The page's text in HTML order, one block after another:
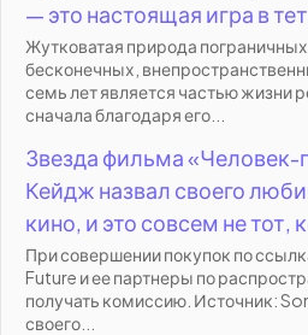
— это настоящая игра в
Жутковатая природа
бесконечных,
семь лет является частью жизни
сначала благодаря его...
Звезда фильма «Человек-
Кейдж назвал своего
кино, и это совсем не тот,
При совершении покупок по
Future и ее партнеры по
получать комиссию. Источник:
своего...